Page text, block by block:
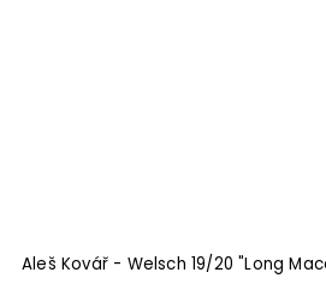
Aleš Kovář - Welsch 19/20 "Long